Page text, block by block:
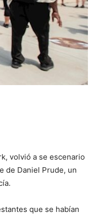
volvió a se escenario
de Daniel Prude, un
que se habían